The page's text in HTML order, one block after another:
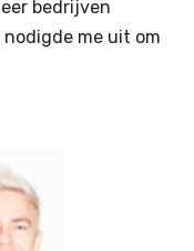
bedrijven
me uit om